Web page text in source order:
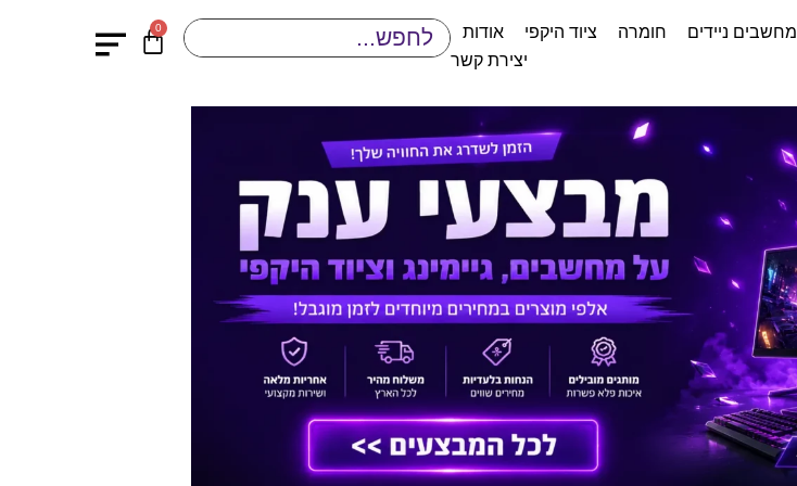
מחשבים ניידים חומרה ציוד היקפי
אודות
יצירת קשר
0